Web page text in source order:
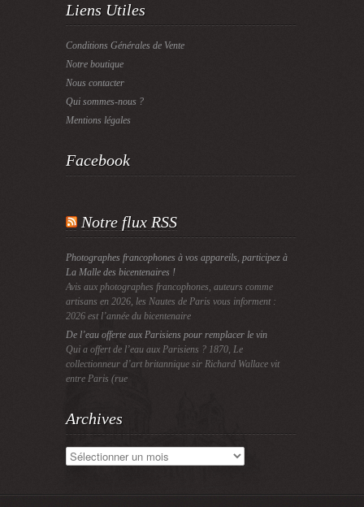
Liens Utiles
Conditions Générales de Vente
Notre boutique
Nous contacter
Qui sommes-nous ?
Mentions légales
Facebook
Notre flux RSS
Photographes francophones à vos appareils, participez à
La Malle des bicentenaires !
Avis aux photographes francophones, auteurs comme
artisans en 2026, les Nautes de Paris vous informent :
2026 est l’année du bicentenaire
De l’eau offerte aux Parisiens pour remplacer le vin
Qui a offert de l’eau aux Parisiens ? 1870, Le
collectionneur d’art britannique sir Richard Wallace vit
entre Paris (rue
Archives
Archives